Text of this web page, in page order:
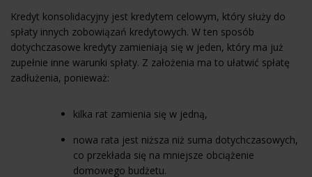
Kredyt konsolidacyjny jest kredytem celowym, który służy do
spłaty innych zobowiązań kredytowych. W ten sposób
dotychczasowe kredyty zamieniają się w jeden, który ma już
zupełnie inne warunki spłaty. Z założenia ma to ułatwić spłatę
zadłużenia, ponieważ:
kilka rat zamienia się w jedną,
nowa rata jest niższa niż suma dotychczasowych,
co przekłada się na mniejsze obciążenie
domowego budżetu.